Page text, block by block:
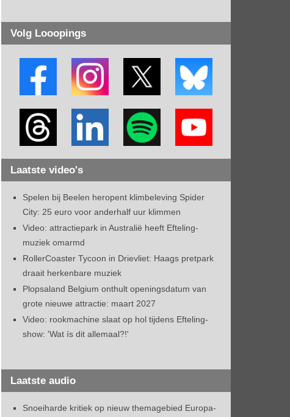
Volg Looopings
Laatste video's
Spelen bij Beelen heropent klimbeleving Spider
City: 25 euro voor anderhalf uur klimmen
Video: attractiepark in Australië heeft Efteling-
muziek omarmd
RollerCoaster Tycoon in Drievliet: Haags pretpark
draait herkenbare muziek
Plopsaland Belgium onthult openingsdatum van
grote nieuwe attractie: maart 2027
Video: rookmachine slaat op hol tijdens Efteling-
show: 'Wat ís dit allemaal?!'
Laatste audio
Snoeiharde kritiek op nieuw themagebied Europa-